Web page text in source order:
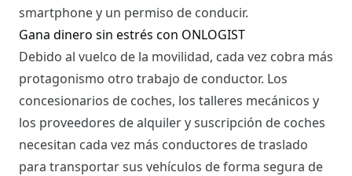
smartphone y un permiso de conducir.
Gana dinero sin estrés con ONLOGIST
Debido al vuelco de la movilidad, cada vez cobra más
protagonismo otro trabajo de conductor. Los
concesionarios de coches, los talleres mecánicos y
los proveedores de alquiler y suscripción de coches
necesitan cada vez más conductores de traslado
para transportar sus vehículos de forma segura de